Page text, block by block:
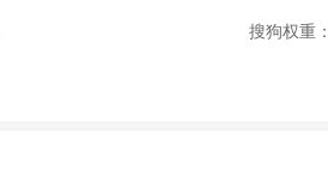
搜狗权重：